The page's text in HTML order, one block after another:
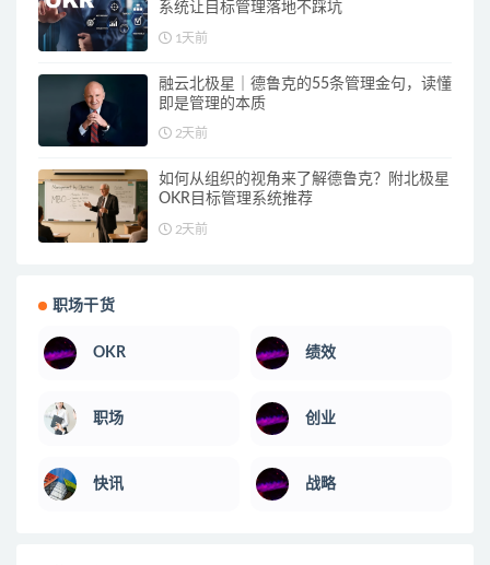
系统让目标管理落地不踩坑
1天前
融云北极星｜德鲁克的55条管理金句，读懂
即是管理的本质
2天前
如何从组织的视角来了解德鲁克？附北极星
OKR目标管理系统推荐
2天前
职场干货
OKR 绩效
职场 创业
快讯 战略